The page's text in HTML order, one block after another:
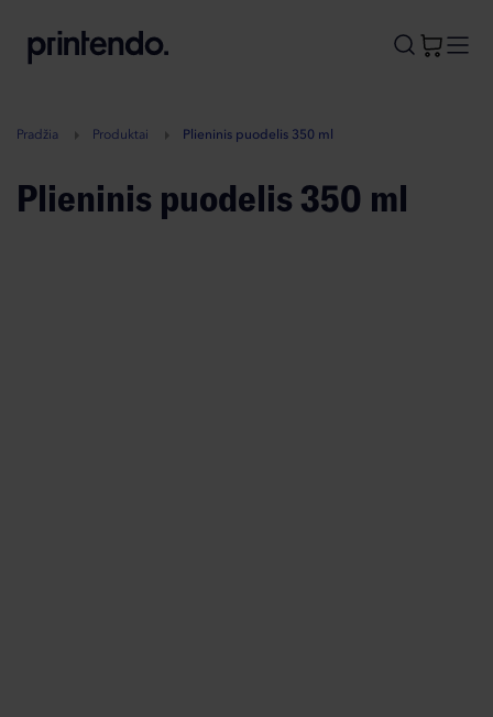
A
Pradžia Produktai Plieninis puodelis 350 ml
Plieninis puodelis 350 ml